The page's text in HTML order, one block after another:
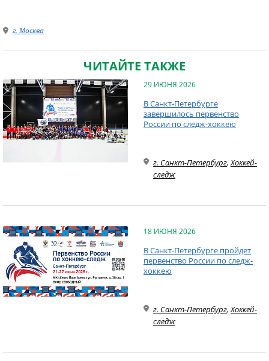
г. Москва
ЧИТАЙТЕ ТАКЖЕ
29 ИЮНЯ 2026
В Санкт-Петербурге
завершилось первенство
России по следж-хоккею
г. Санкт-Петербург,Хоккей-
следж
18 ИЮНЯ 2026
В Санкт-Петербурге пройдет
первенство России по следж-
хоккею
г. Санкт-Петербург,Хоккей-
следж